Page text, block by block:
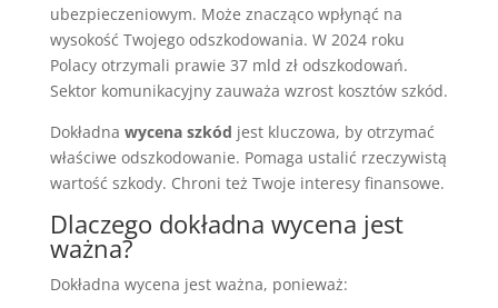
ubezpieczeniowym. Może znacząco wpłynąć na
wysokość Twojego odszkodowania. W 2024 roku
Polacy otrzymali prawie 37 mld zł odszkodowań.
Sektor komunikacyjny zauważa wzrost kosztów szkód.
Dokładna wycena szkód jest kluczowa, by otrzymać
właściwe odszkodowanie. Pomaga ustalić rzeczywistą
wartość szkody. Chroni też Twoje interesy finansowe.
Dlaczego dokładna wycena jest
ważna?
Dokładna wycena jest ważna, ponieważ: